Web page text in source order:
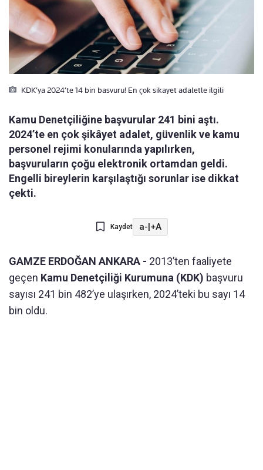
KDK’ya 2024’te 14 bin basvuru! En çok sikayet adaletle ilgili
Kamu Denetçiliğine başvurular 241 bini aştı.
2024’te en çok şikâyet adalet, güvenlik ve kamu
personel rejimi konularında yapılırken,
başvuruların çoğu elektronik ortamdan geldi.
Engelli bireylerin karşılaştığı sorunlar ise dikkat
çekti.
Kaydet a-|+A
GAMZE ERDOĞAN ANKARA - 2013’ten faaliyete
geçen Kamu Denetçiliği Kurumuna (KDK) başvuru
sayısı 241 bin 482’ye ulaşırken, 2024’teki bu sayı 14
bin oldu.